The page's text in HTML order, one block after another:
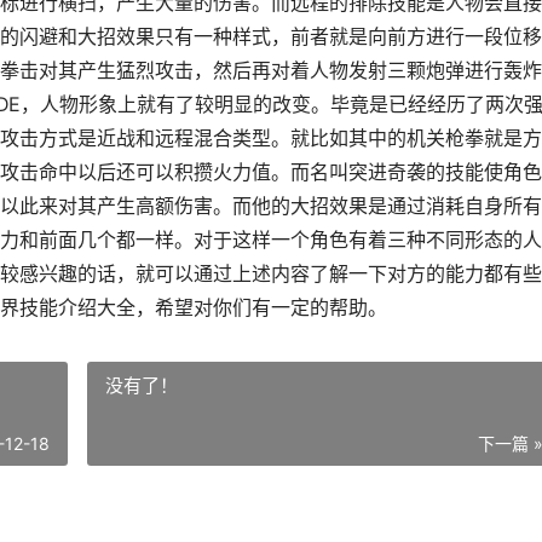
闪避和大招效果只有一种样式，前者就是向前方进行一段位
击对其产生猛烈攻击，然后再对着人物发射三颗炮弹进行轰
，人物形象上就有了较明显的改变。毕竟是已经经历了两次强
击方式是近战和远程混合类型。就比如其中的机关枪拳就是
击命中以后还可以积攒火力值。而名叫突进奇袭的技能使角
此来对其产生高额伤害。而他的大招效果是通过消耗自身所
和前面几个都一样。对于这样一个角色有着三种不同形态的人
感兴趣的话，就可以通过上述内容了解一下对方的能力都有
技能介绍大全，希望对你们有一定的帮助。
18
没有了！
下一篇 »